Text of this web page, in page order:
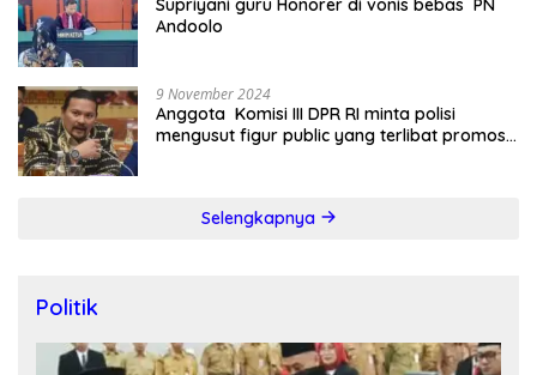
Supriyani guru Honorer di vonis bebas PN
Andoolo
9 November 2024
Anggota Komisi III DPR RI minta polisi
mengusut figur public yang terlibat promosi
Selengkapnya
Politik